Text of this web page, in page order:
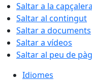
Saltar a la capçalera
Saltar al contingut
Saltar a documents
Saltar a vídeos
Saltar al peu de
Idiomes